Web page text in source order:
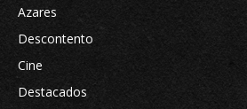
Azares
Descontento
Cine
Destacados